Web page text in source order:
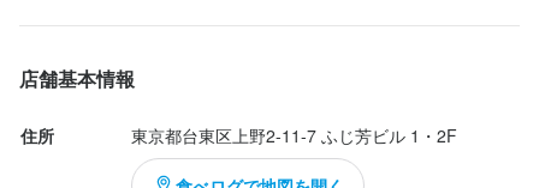
店舗基本情報
住所 東京都台東区上野2-11-7 ふじ芳ビル 1・2F
チーズの知識
サービスマナー 出店開業ノウハウ 店舗運営
メニュー開発
仕入れ・食材の目利き
少しでも興味がありましたら、面接で色々話しましょう★ご応募